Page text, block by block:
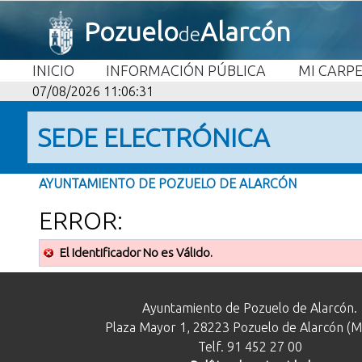
PozuelodeAlarcón
INICIO INFORMACIÓN PÚBLICA MI
07/08/2026 11:06:31
SEDE ELECTRÓNICA
AYUNTAMIENTO DE POZUELO DE ALARCÓN
ERROR:
El Identificador No es Válido.
Ayuntamiento de Pozuelo de Alarcón.
Plaza Mayor 1, 28223 Pozuelo de Alarcón
Telf. 91 452 27 00